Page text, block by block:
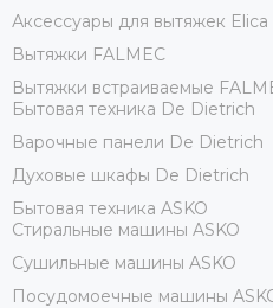
Аксессуары для вытяжек Elica
Вытяжки FALMEC
Вытяжки встраиваемые
Бытовая техника De Dietrich
Варочные панели De Dietrich
Духовые шкафы De Dietrich
Бытовая техника ASKO
Стиральные машины ASKO
Сушильные машины ASKO
Посудомоечные машины